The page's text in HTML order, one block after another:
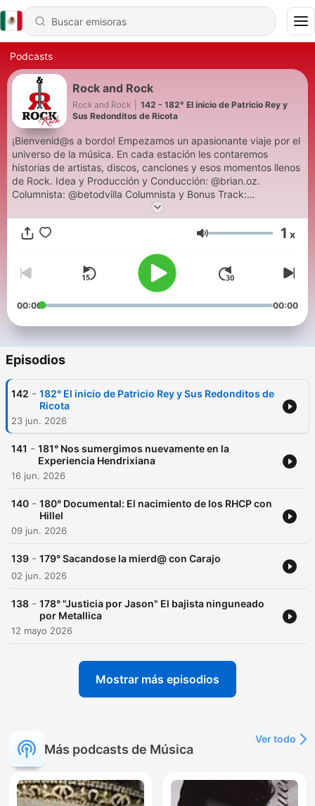
Podcasts
Rock and Rock
Rock and Rock
142 - 182° El inicio de Patricio Rey y
Sus Redonditos de Ricota
¡Bienvenid@s a bordo! Empezamos un apasionante viaje por el
universo de la música. En cada estación les contaremos
historias de artistas, discos, canciones y esos momentos llenos
de Rock. Idea y Producción y Conducción: @brian.oz.
Columnista: @betodvilla Columnista y Bonus Track:
@nenulilian. ¡Que sea @RocknRockRadio!
Volumen 1 x
00:00 00:00
Episodios
142 - 182° El inicio de Patricio Rey y Sus Redonditos de
Ricota
23 jun. 2026
141 - 181° Nos sumergimos nuevamente en la
Experiencia Hendrixiana
16 jun. 2026
140 - 180° Documental: El nacimiento de los RHCP con
Hillel
09 jun. 2026
139 - 179° Sacandose la mierd@ con Carajo
02 jun. 2026
138 - 178° "Justicia por Jason" El bajista ninguneado
por Metallica
12 mayo 2026
Mostrar más episodios
Más podcasts de Música
Ver todo